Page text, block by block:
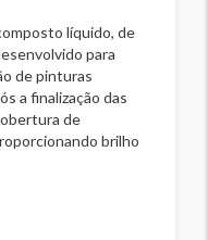
líquido, de
para
de pinturas
a finalização das
de
brilho